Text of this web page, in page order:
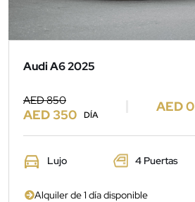
Audi A6 2025
AED 850
AED 350 DÍA
AED 0
Lujo 4 Puertas
Alquiler de 1 día disponible